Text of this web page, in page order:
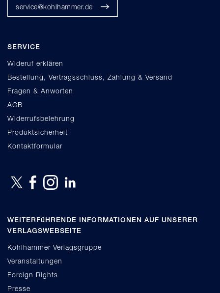
service@kohlhammer.de
SERVICE
Wideruf erklären
Bestellung, Vertragsschluss, Zahlung & Versand
Fragen & Anworten
AGB
Widerrufsbelehrung
Produktsicherheit
Kontaktformular
WEITERFüHRENDE INFORMATIONEN AUF UNSERER
VERLAGSWEBSEITE
Kohlhammer Verlagsgruppe
Veranstaltungen
Foreign Rights
Presse